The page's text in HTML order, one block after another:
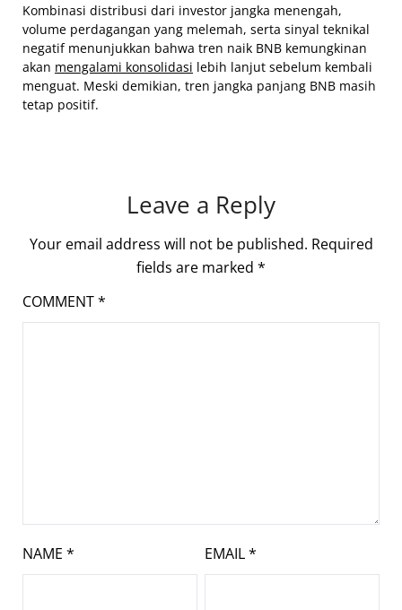
Kombinasi distribusi dari investor jangka menengah,
volume perdagangan yang melemah, serta sinyal teknikal
negatif menunjukkan bahwa tren naik BNB kemungkinan
akan mengalami konsolidasi lebih lanjut sebelum kembali
menguat. Meski demikian, tren jangka panjang BNB masih
tetap positif.
Leave a Reply
Your email address will not be published. Required
fields are marked *
COMMENT*
NAME * EMAIL*